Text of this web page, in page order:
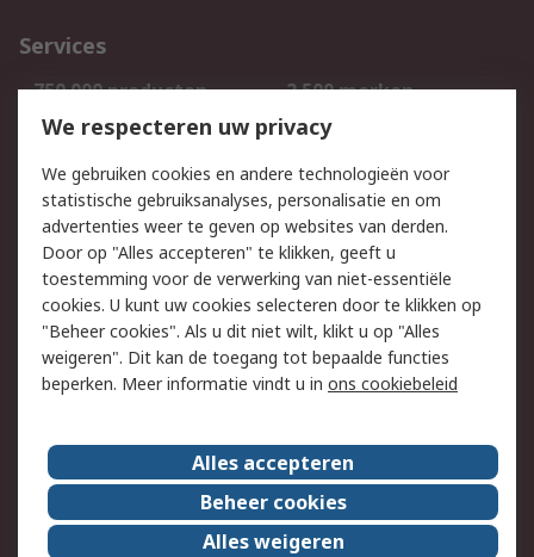
Services
750.000 producten
2.500 merken
Bestellen
Inkoopoplossingen
Track & Trace
Wettelijk
Cookiebeleid
Email veiligheid
Privacybeleid
Websitevoorwaarden
Algemene
verkoopvoorwaarden
Over RS
RS Group
Over ons
RS wereldwijd
Werken bij RS
We respecteren uw privacy
We gebruiken cookies en andere technologieën voor
statistische gebruiksanalyses, personalisatie en om
advertenties weer te geven op websites van derden.
Door op "Alles accepteren" te klikken, geeft u
toestemming voor de verwerking van niet-essentiële
cookies. U kunt uw cookies selecteren door te klikken op
"Beheer cookies". Als u dit niet wilt, klikt u op "Alles
weigeren". Dit kan de toegang tot bepaalde functies
beperken. Meer informatie vindt u in ons cookiebeleid
Alles accepteren
Beheer cookies
Alles weigeren